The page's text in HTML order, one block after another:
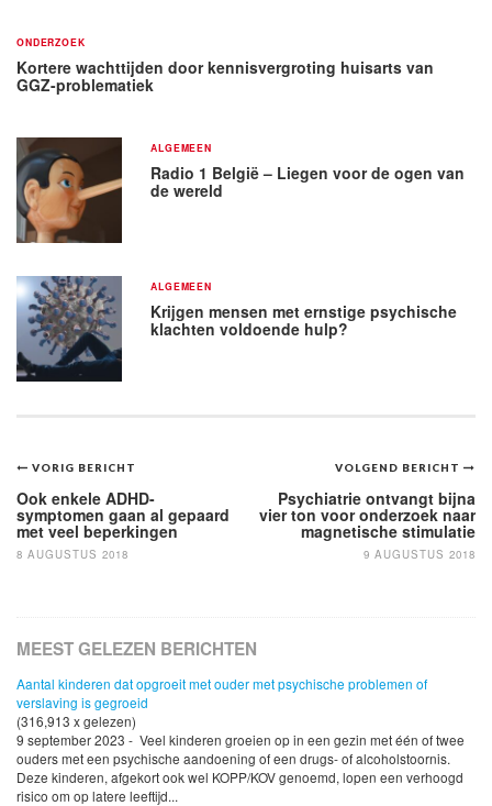
ONDERZOEK
Kortere wachttijden door kennisvergroting huisarts van
GGZ-problematiek
ALGEMEEN
Radio 1 België – Liegen voor de ogen van
de wereld
ALGEMEEN
Krijgen mensen met ernstige psychische
klachten voldoende hulp?
Bericht
navigatie
VOLGEND BERICHT
Psychiatrie ontvangt bijna
vier ton voor onderzoek naar
magnetische stimulatie
9 AUGUSTUS 2018
VORIG BERICHT
Ook enkele ADHD-
symptomen gaan al gepaard
met veel beperkingen
8 AUGUSTUS 2018
MEEST GELEZEN BERICHTEN
Aantal kinderen dat opgroeit met ouder met psychische problemen of
verslaving is gegroeid
(316,913 x gelezen)
9 september 2023 - Veel kinderen groeien op in een gezin met één of twee
ouders met een psychische aandoening of een drugs- of alcoholstoornis.
Deze kinderen, afgekort ook wel KOPP/KOV genoemd, lopen een verhoogd
risico om op latere leeftijd...